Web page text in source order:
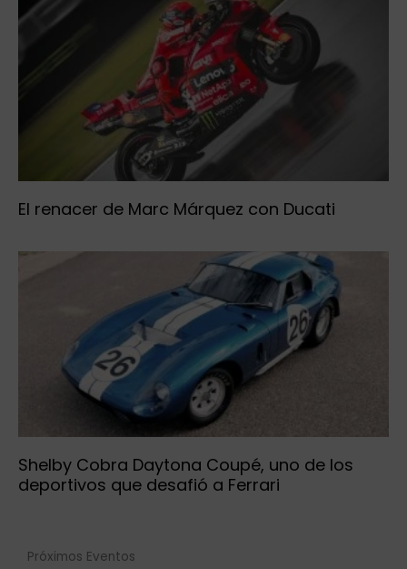
El renacer de Marc Márquez con Ducati
Shelby Cobra Daytona Coupé, uno de los
deportivos que desafió a Ferrari
Próximos Eventos